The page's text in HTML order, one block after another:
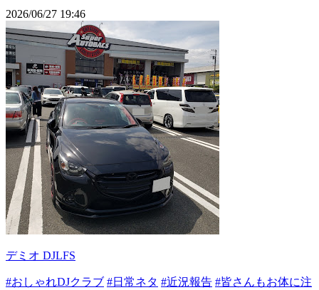
2026/06/27 19:46
デミオ DJLFS
#おしゃれDJクラブ #日常ネタ #近況報告 #皆さんもお体に注